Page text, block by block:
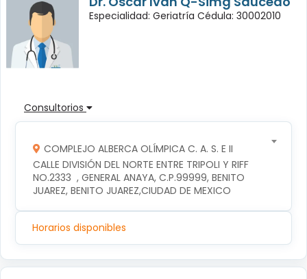
Especialidad: Geriatría Cédula: 30002010
Consultorios
COMPLEJO ALBERCA OLÍMPICA C. A. S. E II
CALLE DIVISIÓN DEL NORTE ENTRE TRIPOLI Y RIFF
NO.2333  , GENERAL ANAYA, C.P.99999, BENITO
JUAREZ, BENITO JUAREZ,CIUDAD DE MEXICO
Horarios disponibles